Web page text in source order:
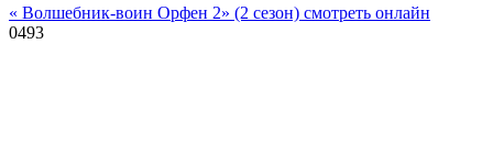
« Волшебник-воин Орфен 2» (2 сезон) смотреть онлайн
0493